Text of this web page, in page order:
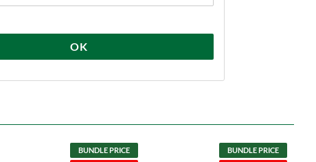
OK
BUNDLE PRICE
BUNDLE PRICE